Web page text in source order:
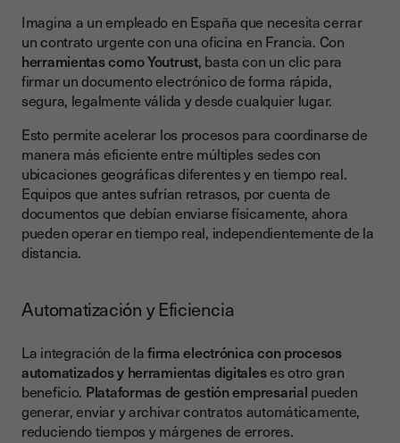
Imagina a un empleado en España que necesita cerrar
un contrato urgente con una oficina en Francia. Con
herramientas como Youtrust, basta con un clic para
firmar un documento electrónico de forma rápida,
segura, legalmente válida y desde cualquier lugar.
Esto permite acelerar los procesos para coordinarse de
manera más eficiente entre múltiples sedes con
ubicaciones geográficas diferentes y en tiempo real.
Equipos que antes sufrían retrasos, por cuenta de
documentos que debían enviarse físicamente, ahora
pueden operar en tiempo real, independientemente de la
distancia.
Automatización y Eficiencia
La integración de lafirma electrónica con procesos
automatizados y herramientas digitaleses otro gran
beneficio. Plataformas de gestión empresarial pueden
generar, enviar y archivar contratos automáticamente,
reduciendo tiempos y márgenes de errores.